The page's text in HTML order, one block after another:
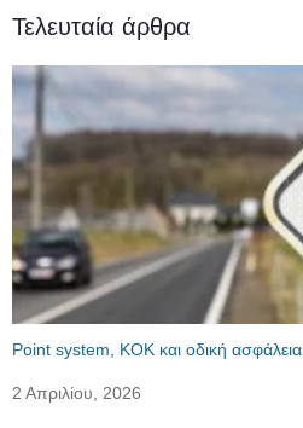
Τελευταία άρθρα
Point system, ΚΟΚ και οδική ασφάλεια
2 Απριλίου, 2026